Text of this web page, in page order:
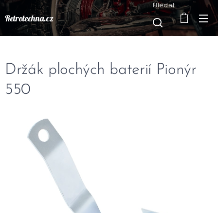
Retrotechna.cz
Hledat
Držák plochých baterií Pionýr
550